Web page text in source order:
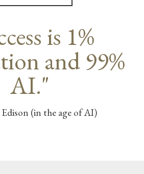
is 1%
and 99%
AI."
(in the age of AI)